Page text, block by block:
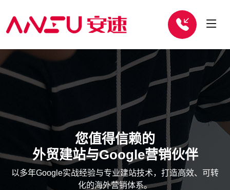
您值得信赖的
外贸建站与Google营销伙伴
以多年Google实战经验与专业建站技术，打造高效、可转
化的海外营销体系。